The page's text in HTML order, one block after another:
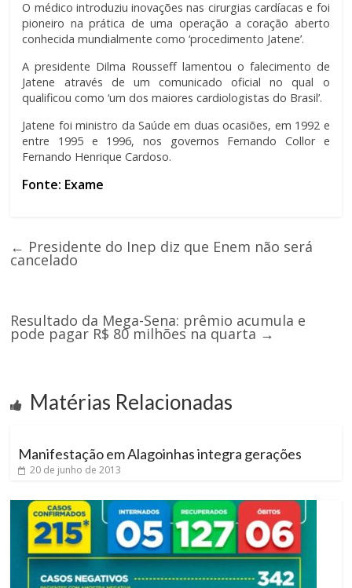
O médico introduziu inovações nas cirurgias cardíacas e foi
pioneiro na prática de uma operação a coração aberto
conhecida mundialmente como ‘procedimento Jatene’.
A presidente Dilma Rousseff lamentou o falecimento de
Jatene através de um comunicado oficial no qual o
qualificou como ‘um dos maiores cardiologistas do Brasil’.
Jatene foi ministro da Saúde em duas ocasiões, em 1992 e
entre 1995 e 1996, nos governos Fernando Collor e
Fernando Henrique Cardoso.
Fonte: Exame
← Presidente do Inep diz que Enem não será
cancelado
Resultado da Mega-Sena: prêmio acumula e
pode pagar R$ 80 milhões na quarta →
Matérias Relacionadas
Manifestação em Alagoinhas integra gerações
20 de junho de 2013